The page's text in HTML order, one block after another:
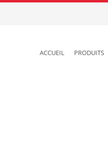
ACCUEIL PRODUITS